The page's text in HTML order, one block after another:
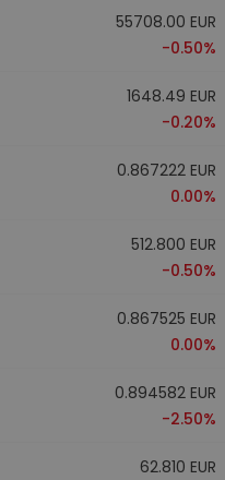
55708.00 EUR
-0.50%
1648.49 EUR
-0.20%
0.867222 EUR
0.00%
512.800 EUR
-0.50%
0.867525 EUR
0.00%
0.894582 EUR
-2.50%
62.810 EUR